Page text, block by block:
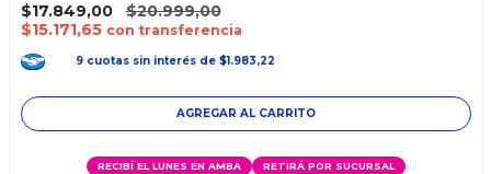
$17.849,00
$20.999,00
$15.171,65 con transferencia
9 cuotas sin interés de $1.983,22
RECIBÍ EL LUNES EN AMBA RETIRÁ POR SUCURSAL